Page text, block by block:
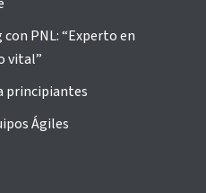
PNL: “Experto en
vital”
principiantes
Ágiles